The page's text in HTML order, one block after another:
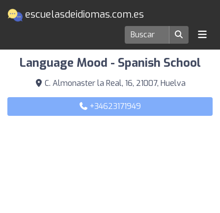
escuelasdeidiomas.com.es
Escuelas de idiomas en Huelva
Language Mood - Spanish School
C. Almonaster la Real, 16, 21007, Huelva
+34623171949